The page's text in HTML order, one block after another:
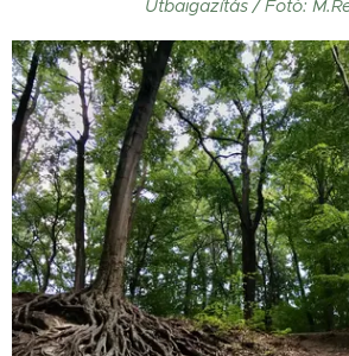
Útbaigazítás / Fotó: